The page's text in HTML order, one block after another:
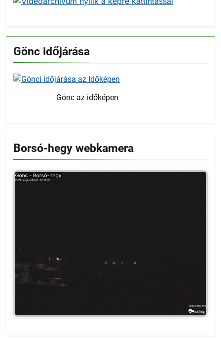
Gönc időjárása
Gönc az időképen
Borsó-hegy webkamera